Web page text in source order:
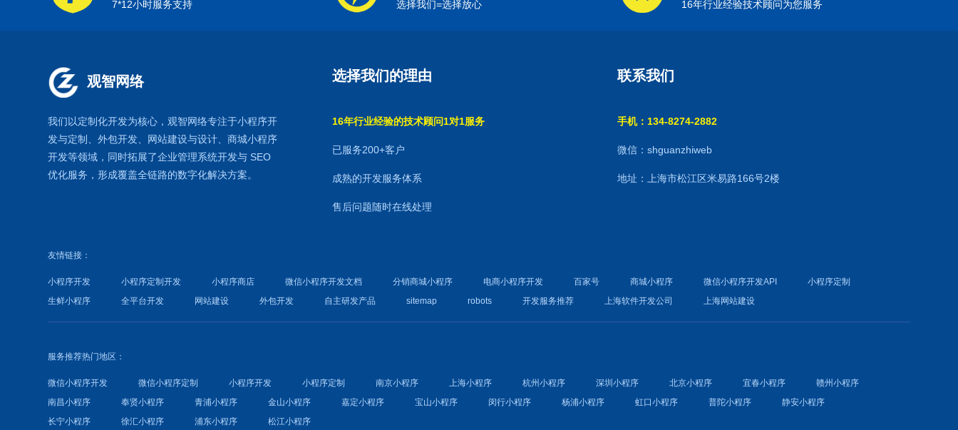
7*12小时服务支持 选择我们=选择放心 16年行业经验技术顾问为您服务
观智网络
我们以定制化开发为核心，观智网络专注于小程序开
发与定制、外包开发、 网站建设与设计、商城小程序
开发等领域，同时拓展了企业管理系统开发与 SEO
优化服务，形成覆盖全链路的数字化解决方案。
选择我们的理由
16年行业经验的技术顾问1对1服务
已服务200+客户
成熟的开发服务体系
售后问题随时在线处理
联系我们
手机：134-8274-2882
微信：shguanzhiweb
地址：上海市松江区米易路166号2楼
友情链接：
小程序开发 小程序定制开发 小程序商店 微信小程序开发文档 分销商城小程序 电商小程序开发 百家号 商城小程序 微信小程序开发API
小程序定制
生鲜小程序
全平台开发 网站建设 外包开发 自主研发产品 sitemap robots 开发服务推荐 上海软件开发公司 上海网站建设
服务推荐热门地区：
微信小程序开发 微信小程序定制 小程序开发 小程序定制 南京小程序 上海小程序 杭州小程序 深圳小程序 北京小程序 宜春小程序
赣州小程序
南昌小程序
奉贤小程序 青浦小程序 金山小程序 嘉定小程序 宝山小程序 闵行小程序 杨浦小程序 虹口小程序 普陀小程序
静安小程序
长宁小程序
徐汇小程序 浦东小程序 松江小程序